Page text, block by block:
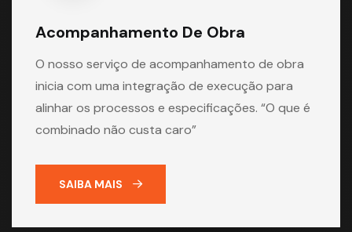
Acompanhamento De Obra
O nosso serviço de acompanhamento de obra
inicia com uma integração de execução para
alinhar os processos e especificações. “O que é
combinado não custa caro”
SAIBA MAIS